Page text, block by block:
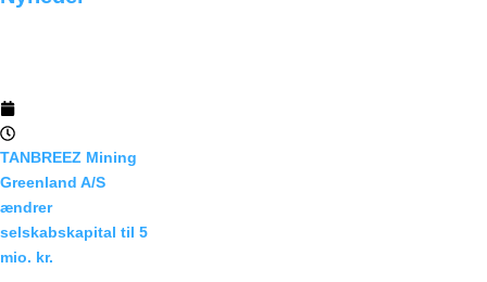
Kontakt
TANBREEZ Mining
Greenland A/S
ændrer
selskabskapital til 5
mio. kr.